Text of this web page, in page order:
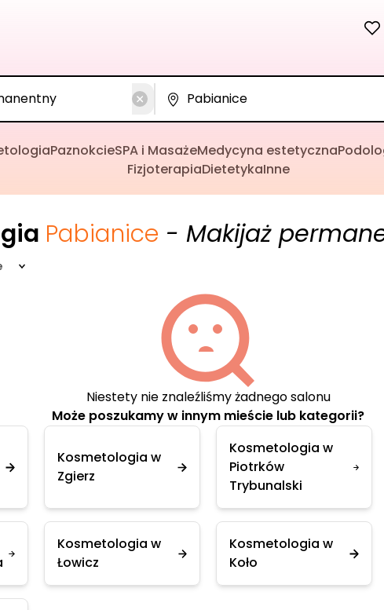
PaznokcieSPA i MasażeMedycyna estetyczna
FizjoterapiaDietetykaInne
Pabianice - Makijaż
Niestety nie znaleźliśmy żadnego salonu
Może poszukamy w innym mieście lub kategorii?
Kosmetologia w
Zgierz
Kosmetologia w
Piotrków
Trybunalski
Kosmetologia w
Łowicz
Kosmetologia w
Koło